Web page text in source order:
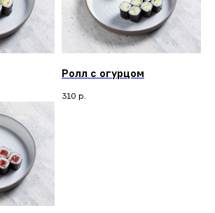
Ролл с огурцом
310 р.